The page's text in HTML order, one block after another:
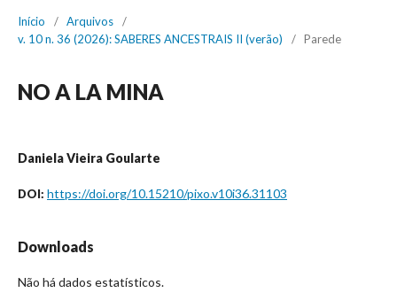
Início / Arquivos
/
v. 10 n. 36 (2026): SABERES ANCESTRAIS II (verão)
/ Parede
NO A LA MINA
Daniela Vieira Goularte
DOI: https://doi.org/10.15210/pixo.v10i36.31103
Downloads
Não há dados estatísticos.